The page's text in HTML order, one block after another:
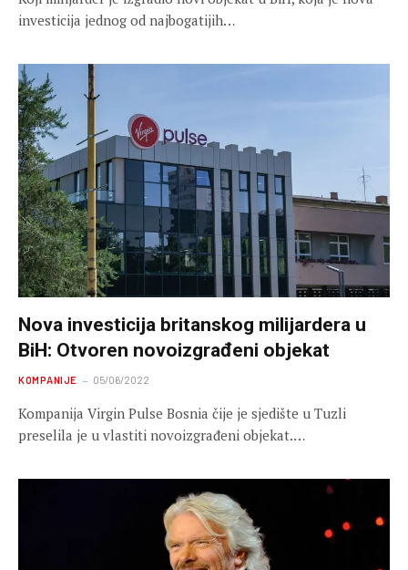
investicija jednog od najbogatijih…
Nova investicija britanskog milijardera u
BiH: Otvoren novoizgrađeni objekat
KOMPANIJE 05/06/2022
Kompanija Virgin Pulse Bosnia čije je sjedište u Tuzli
preselila je u vlastiti novoizgrađeni objekat.…